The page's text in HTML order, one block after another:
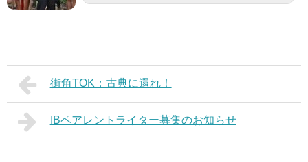
街角TOK：古典に還れ！
IBペアレントライター募集のお知らせ